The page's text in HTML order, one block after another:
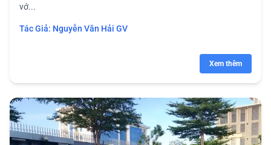
vớ...
Tác Giả: Nguyễn Văn Hải GV
Xem thêm